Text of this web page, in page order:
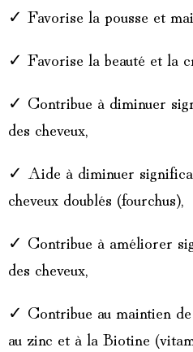
✓ Favorise la pousse et
✓ Favorise la beauté et la
✓ Contribue à diminuer
des cheveux,
✓ Aide à diminuer
cheveux doublés (fourchus),
✓ Contribue à améliorer
des cheveux,
✓ Contribue au maintien
au zinc et à la Biotine